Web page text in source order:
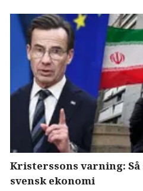
Kristerssons varning:
svensk ekonomi